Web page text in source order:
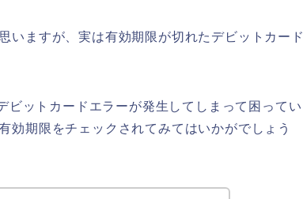
いますが、実は有効期限が切れたデビットカード
ビットカードエラーが発生してしまって困ってい
効期限をチェックされてみてはいかがでしょう